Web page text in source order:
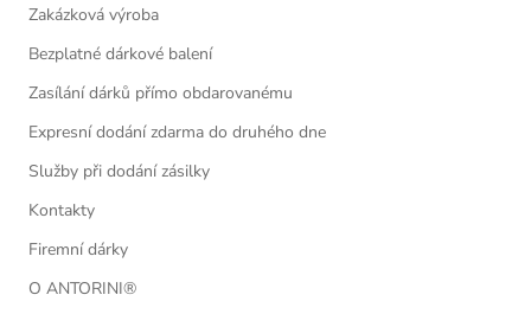
Zakázková výroba
Bezplatné dárkové balení
Zasílání dárků přímo obdarovanému
Expresní dodání zdarma do druhého dne
Služby při dodání zásilky
Kontakty
Firemní dárky
O ANTORINI®